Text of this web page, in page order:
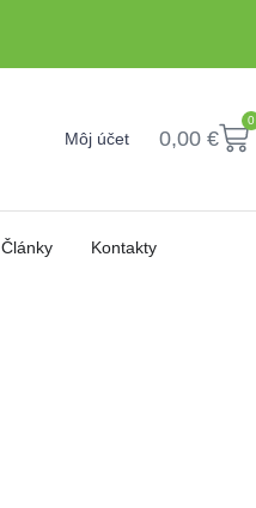
Môj účet 0,00 €
0
Články Kontakty